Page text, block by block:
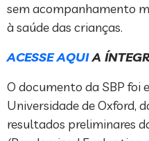
sem acompanhamento
à saúde das crianças.
ACESSE AQUIA
O documento da SBP foi
Universidade de Oxford,
resultados preliminares